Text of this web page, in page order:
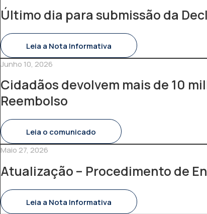
Último dia para submissão da
Leia a Nota Informativa
Junho 10, 2026
Cidadãos devolvem mais de 10
Reembolso
Leia o comunicado
Maio 27, 2026
Atualização – Procedimento de
Leia a Nota Informativa